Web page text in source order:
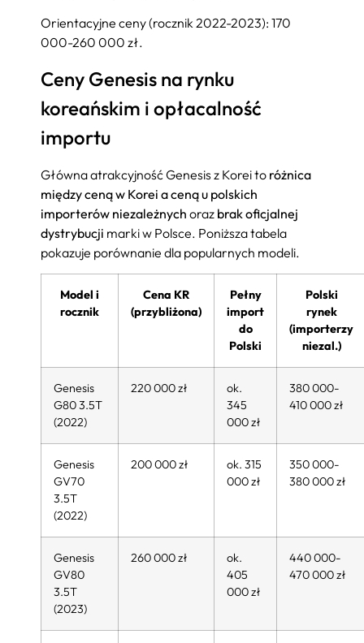
Orientacyjne ceny (rocznik 2022-2023): 170
000-260 000 zł.
Ceny Genesis na rynku
koreańskim i opłacalność
importu
Główna atrakcyjność Genesis z Korei to różnica
między ceną w Korei a ceną u polskich
importerów niezależnych oraz brak oficjalnej
dystrybucji marki w Polsce. Poniższa tabela
pokazuje porównanie dla popularnych modeli.
Model i
rocznik
Cena KR
(przybliżona)
Pełny
import
do
Polski
Polski
rynek
(importerzy
niezal.)
Genesis
G80 3.5T
(2022)
220 000 zł
ok.
345
000 zł
380 000-
410 000 zł
Genesis
GV70
3.5T
(2022)
200 000 zł
ok. 315
000 zł
350 000-
380 000 zł
Genesis
GV80
3.5T
(2023)
260 000 zł
ok.
405
000 zł
440 000-
470 000 zł